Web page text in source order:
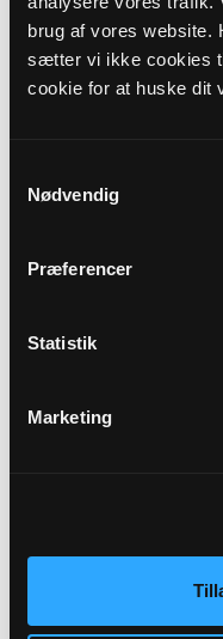
brug af vores website.
sætter vi ikke cookies
cookie for at huske dit
Nødvendig
Præferencer
Statistik
Marketing